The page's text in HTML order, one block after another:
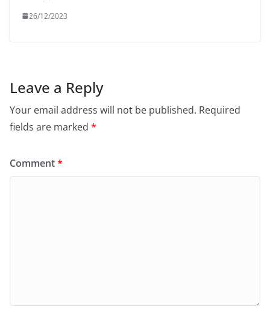
26/12/2023
Leave a Reply
Your email address will not be published. Required
fields are marked *
Comment*